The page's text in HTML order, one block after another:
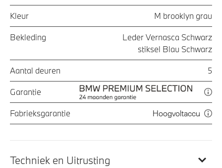
Kleur M brooklyn grau
Bekleding
Leder Vernasca Schwarz
stiksel Blau Schwarz
Aantal deuren 5
Garantie
Fabrieksgarantie Hoogvoltaccu
Techniek en Uitrusting